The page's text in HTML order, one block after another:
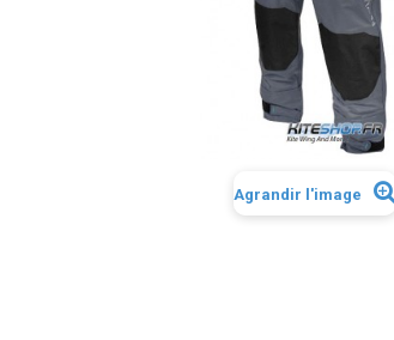
Agrandir l'image